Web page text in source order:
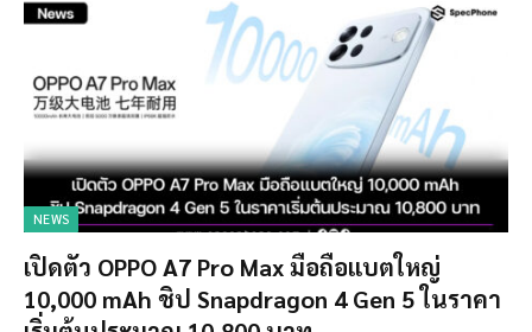
NEWS
เปิดตัว OPPO A7 Pro Max มือถือแบตใหญ่
10,000 mAh ชิป Snapdragon 4 Gen 5 ในราคา